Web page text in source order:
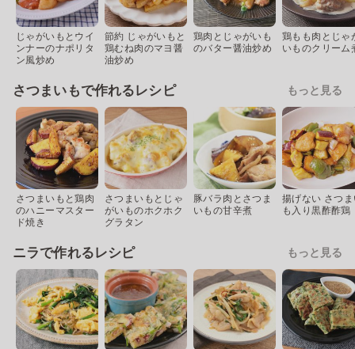
じゃがいもとウイ
ンナーのナポリタ
ン風炒め
節約 じゃがいもと
鶏むね肉のマヨ醤
油炒め
鶏肉とじゃがいも
のバター醤油炒め
鶏もも肉とじゃ
いものクリーム
さつまいもで作れるレシピ もっと見る
さつまいもと鶏肉
のハニーマスター
ド焼き
さつまいもとじゃ
がいものホクホク
グラタン
豚バラ肉とさつま
いもの甘辛煮
揚げない さつ
も入り黒酢酢鶏
ニラで作れるレシピ もっと見る